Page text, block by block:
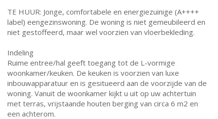
TE HUUR: Jonge, comfortabele en energiezuinige (A++++
label) eengezinswoning. De woning is niet gemeubileerd en
niet gestoffeerd, maar wel voorzien van vloerbekleding.
Indeling
Ruime entree/hal geeft toegang tot de L-vormige
woonkamer/keuken. De keuken is voorzien van luxe
inbouwapparatuur en is gesitueerd aan de voorzijde van de
woning. Vanuit de woonkamer kijkt u uit op uw achtertuin
met terras, vrijstaande houten berging van circa 6 m2 en
een achterom.